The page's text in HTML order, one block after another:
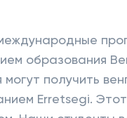
образования
получить
Erretsegi.